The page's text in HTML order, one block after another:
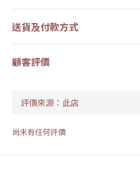
送貨及付款方式
顧客評價
尚未有任何評價